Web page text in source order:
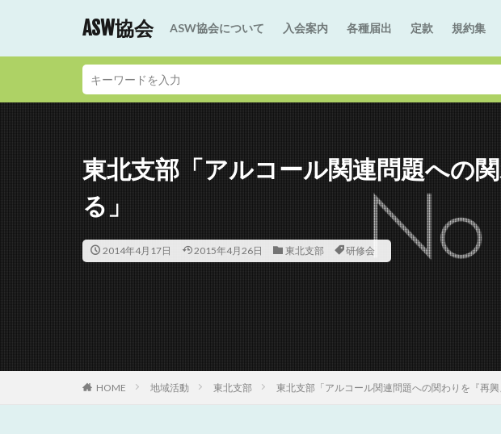
ASW協会 ASW協会について 入会案内 各種届出 定款 規約集
東北支部「アルコール関連問題への
る」
2014年4月17日 2015年4月26日 東北支部 研修会
HOME 地域活動 東北支部 東北支部「アルコール関連問題への関わりを『再興